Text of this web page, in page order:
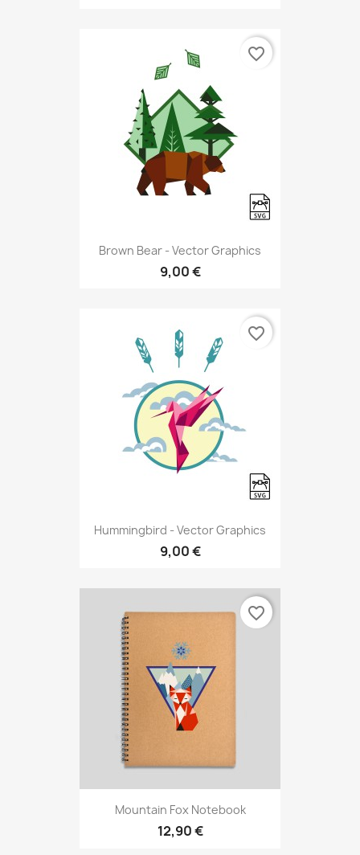
Brown Bear - Vector Graphics
9,00 €
favorite_border
Hummingbird - Vector Graphics
9,00 €
favorite_border
Mountain Fox Notebook
12,90 €
favorite_border